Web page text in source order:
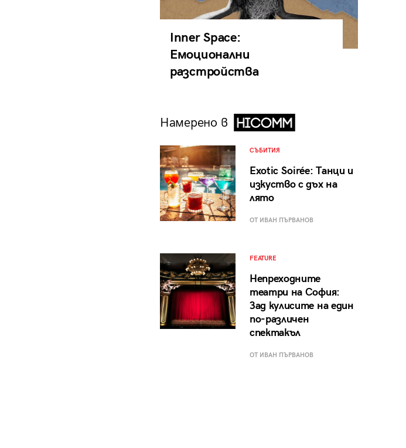
Inner Space:
Емоционални
разстройства
Намерено в
СЪБИТИЯ
Exotic Soirée: Танци и
изкуство с дъх на
лято
ОТ ИВАН ПЪРВАНОВ
FEATURE
Непреходните
театри на София:
Зад кулисите на един
по-различен
спектакъл
ОТ ИВАН ПЪРВАНОВ